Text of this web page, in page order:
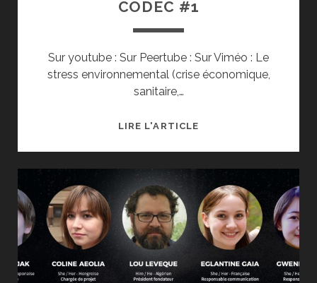
CODEC #1
Sur youtube : Sur Peertube : Sur Viméo : Le
stress environnemental (crise économique,
sanitaire,…
LIRE L'ARTICLE
RENDENT-
ELLES
PLUS
AUTORITAIRES ?
CODEC
#1